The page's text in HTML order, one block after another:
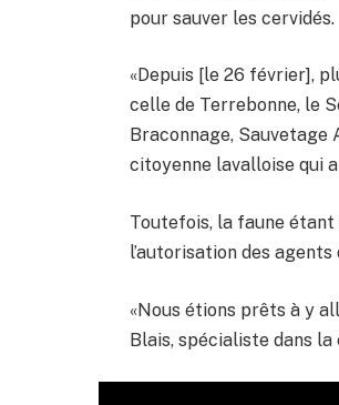
pour sauver les cervidés.
«Depuis [le 26 février],
celle de Terrebonne, le
Braconnage, Sauvetage
citoyenne lavalloise qui
Toutefois, la faune
l’autorisation des
«Nous étions prêts à y
Blais, spécialiste dans